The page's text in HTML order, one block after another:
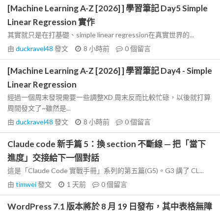
[Machine Learning A-Z [2026] ] 學習筆記 Day5 Simple
Linear Regression 實作
其實就只是在打基礎、simple linear regression在真實世界的...
由 duckravel48 發文 8 小時前 0個留言
[Machine Learning A-Z [2026] ] 學習筆記 Day4 - Simple
Linear Regression
經過一個周末發現需要一些調整XD 周末反而比較忙碌，以後就打算
周間發文了~雖然是...
由 duckravel48 發文 8 小時前 0個留言
Claude code 新手篇 5：換 section 不斷線 — 把「當下
進度」交接給下一個對話
這是「Claude Code 實戰手冊」系列的第五篇(G5)。G3 講了 CL...
由 timwei發文 1 天前 0個留言
WordPress 7.1 版本將於 8 月 19 日發布，其中表格無障